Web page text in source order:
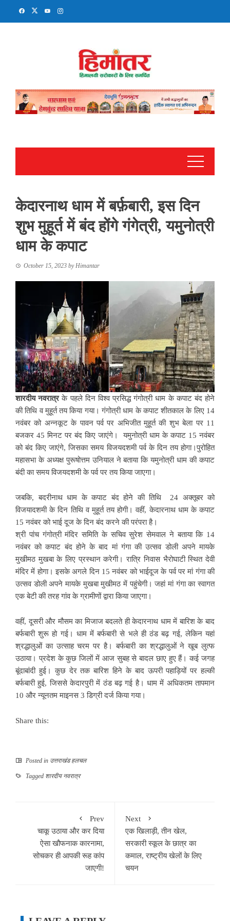
केदारनाथ धाम में बर्फ़बारी, इस दिन
शुभ मुहूर्त में बंद होंगे गंगेत्री, यमुनोत्री
धाम के कपाट
October 15, 2023 byHimantar
शारदीय नवरात्रके पहले दिन विश्व प्रसिद्ध गंगोत्री धाम के कपाट बंद होने
की तिथि व मुहूर्त तय किया गया। गंगोत्री धाम के कपाट शीतकाल के लिए 14
नवंबर को अन्नकूट के पावन पर्व पर अभिजीत मुहूर्त की शुभ बेला पर 11
बजकर 45 मिनट पर बंद किए जाएंगे। यमुनोत्री धाम के कपाट 15 नवंबर
को बंद किए जाएंगे, जिसका समय विजयदशमी पर्व के दिन तय होगा।पुरोहित
महासभा के अध्यक्ष पुरूषोत्तम उनियाल ने बताया कि यमुनोत्री धाम की कपाट
बंदी का समय विजयदशमी के पर्व पर तय किया जाएगा।
जबकि, बदरीनाथ धाम के कपाट बंद होने की तिथि 24 अक्तूबर को
विजयादशमी के दिन तिथि व मुहूर्त तय होगी। वहीं, केदारनाथ धाम के कपाट
15 नवंबर को भाई दूज के दिन बंद करने की परंपरा है।
श्री पांच गंगोत्री मंदिर समिति के सचिव सुरेश सेमवाल ने बताया कि 14
नवंबर को कपाट बंद होने के बाद मां गंगा की उत्सव डोली अपने मायके
मुखीमठ मुखबा के लिए प्रस्थान करेगी। रात्रि निवास भैरोघाटी स्थित देवी
मंदिर में होगा। इसके अगले दिन 15 नवंबर को भाईदूज के पर्व पर मां गंगा की
उत्सव डोली अपने मायके मुखबा मुखीमठ में पहुंचेगी। जहां मां गंगा का स्वागत
एक बेटी की तरह गांव के ग्रामीणों द्वारा किया जाएगा।
वहीं, दूसरी और मौसम का मिजाज बदलते ही केदारनाथ धाम में बारिश के बाद
बर्फबारी शुरू हो गई। धाम में बर्फबारी से भले ही ठंड बढ़ गई, लेकिन यहां
श्रद्धालुओं का उत्साह चरम पर है। बर्फबारी का श्रद्धालुओं ने खूब लुत्फ
उठाया। प्रदेश के कुछ जिलों में आज सुबह से बादल छाए हुए हैं। कई जगह
बूंदाबांदी हुई। कुछ देर तक बारिश हिने के बाद ऊपरी पहाड़ियों पर हल्की
बर्फबारी हुई, जिससे केदारपुरी में ठंड बढ़ गई है। धाम में अधिकतम तापमान
10 और न्यूनतम माइनस 3 डिग्री दर्ज किया गया।
Share this:
Posted in उत्तराखंड हलचल
Tagged शारदीय नवरात्र
Prev
चाकू उठाया और कर दिया
ऐसा खौफनाक कारनामा,
सोचकर ही आपकी रूह कांप
जाएगी!
Next
एक खिलाड़ी, तीन खेल,
सरकारी स्कूल के छात्र का
कमाल, राष्ट्रीय खेलों के लिए
चयन